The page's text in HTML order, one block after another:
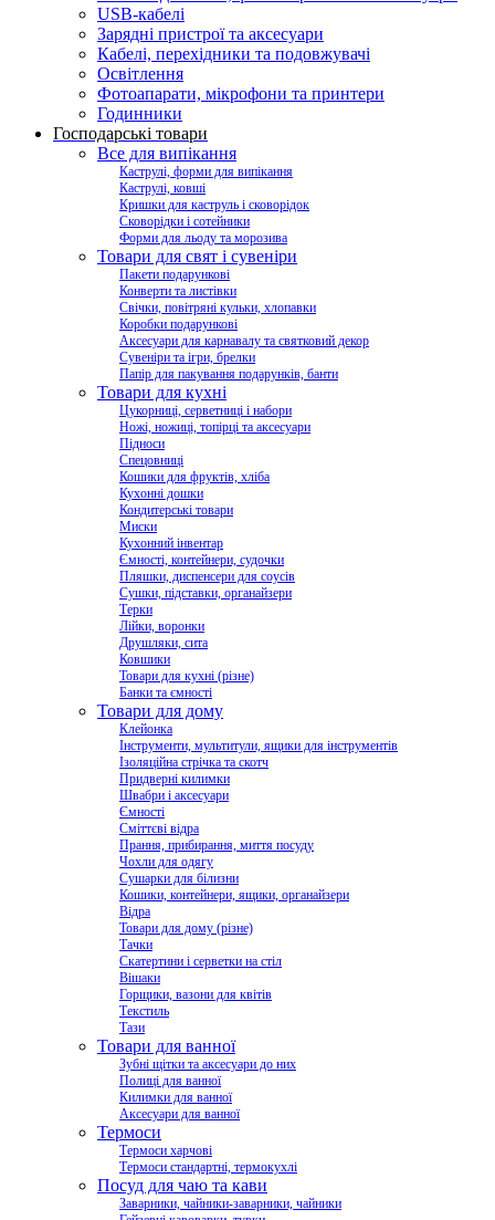
USB-кабелі
Зарядні пристрої та аксесуари
Кабелі, перехідники та подовжувачі
Освітлення
Фотоапарати, мікрофони та принтери
Годинники
Господарські товари
Все для випікання
Каструлі, форми для випікання
Каструлі, ковші
Кришки для каструль і сковорідок
Сковорідки і сотейники
Форми для льоду та морозива
Товари для свят і сувеніри
Пакети подарункові
Конверти та листівки
Свічки, повітряні кульки, хлопавки
Коробки подарункові
Аксесуари для карнавалу та святковий декор
Сувеніри та ігри, брелки
Папір для пакування подарунків, банти
Товари для кухні
Цукорниці, серветниці і набори
Ножі, ножиці, топірці та аксесуари
Підноси
Спецовниці
Кошики для фруктів, хліба
Кухонні дошки
Кондитерські товари
Миски
Кухонний інвентар
Ємності, контейнери, судочки
Пляшки, диспенсери для соусів
Сушки, підставки, органайзери
Терки
Лійки, воронки
Друшляки, сита
Ковшики
Товари для кухні (різне)
Банки та ємності
Товари для дому
Клейонка
Інструменти, мультитули, ящики для інструментів
Ізоляційна стрічка та скотч
Придверні килимки
Швабри і аксесуари
Ємності
Сміттєві відра
Прання, прибирання, миття посуду
Чохли для одягу
Сушарки для білизни
Кошики, контейнери, ящики, органайзери
Відра
Товари для дому (різне)
Тачки
Скатертини і серветки на стіл
Вішаки
Горщики, вазони для квітів
Текстиль
Тази
Товари для ванної
Зубні щітки та аксесуари до них
Полиці для ванної
Килимки для ванної
Аксесуари для ванної
Термоси
Термоси харчові
Термоси стандартні, термокухлі
Посуд для чаю та кави
Заварники, чайники-заварники, чайники